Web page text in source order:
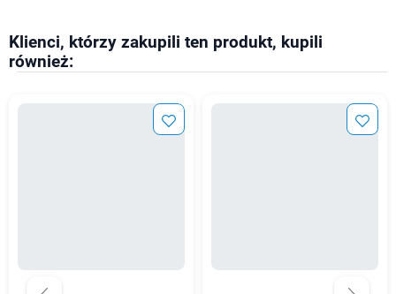
Klienci, którzy zakupili ten produkt, kupili
również: